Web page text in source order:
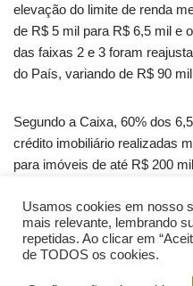
elevação do limite de renda
de R$ 5 mil para R$ 6,5 mil e
das faixas 2 e 3 foram
do País, variando de R$ 90
Segundo a Caixa, 60% dos
crédito imobiliário realizadas
para imóveis de até R$ 200
Fonte: Sinduscon/SP
Usamos cookies em nosso
mais relevante, lembrando
repetidas. Ao clicar em
de TODOS os cookies.